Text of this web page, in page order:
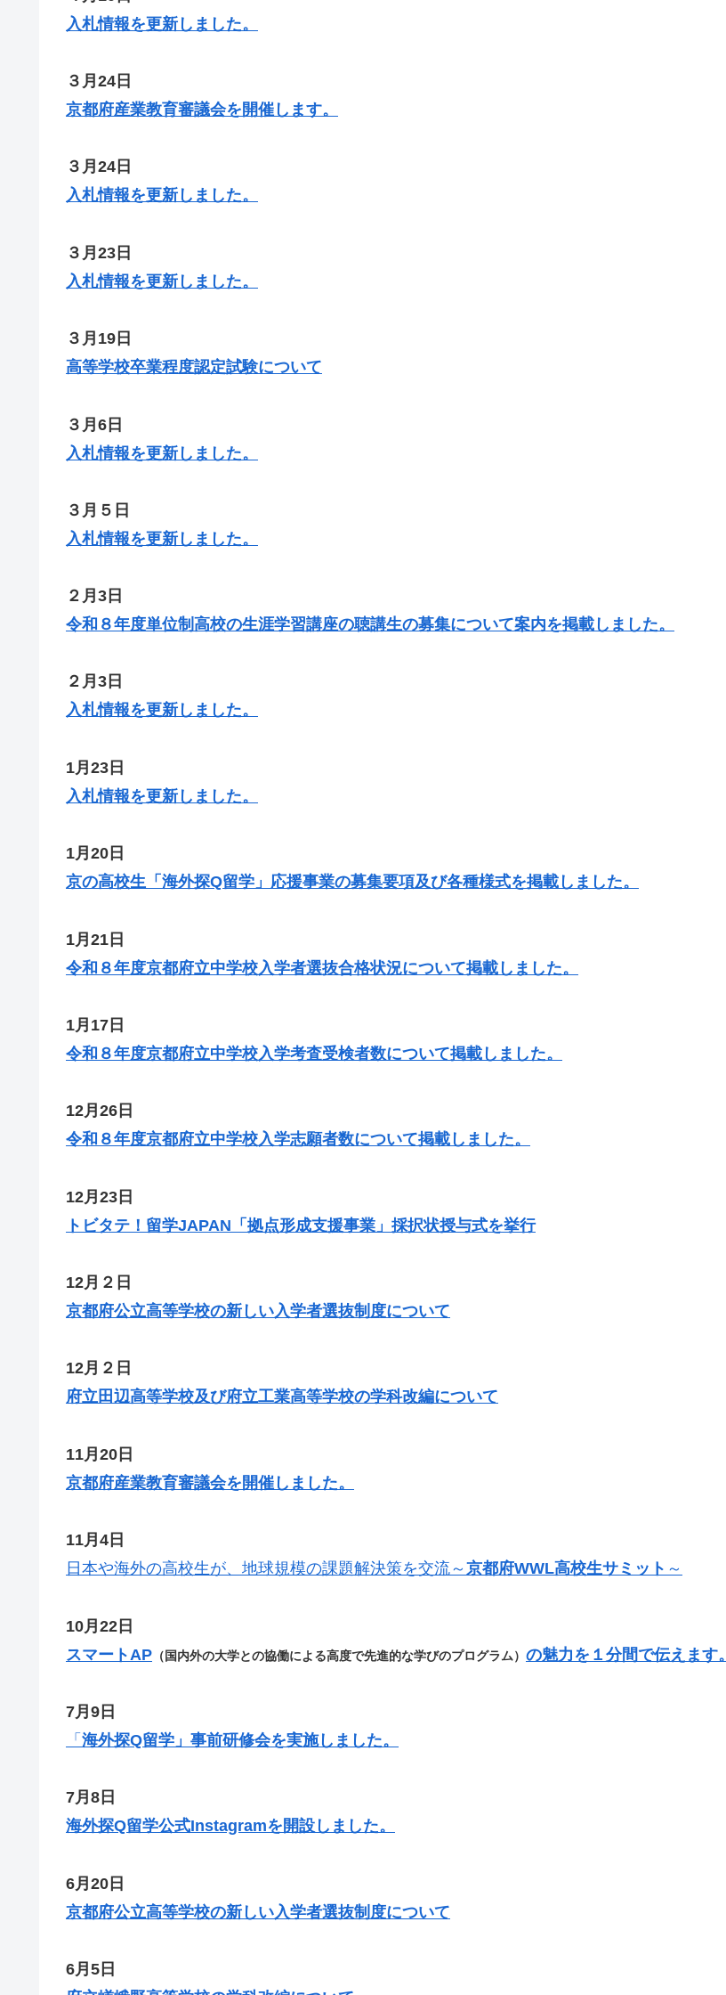
入札情報を更新しました。
３月24日
京都府産業教育審議会を開催します。
３月24日
入札情報を更新しました。
３月23日
入札情報を更新しました。
３月19日
高等学校卒業程度認定試験について
３月6日
入札情報を更新しま した。
３月５日
入札情報を更新しま した。
２月3日
令和８年度単位制高校の生涯学習講座の聴講生の募集について案内を掲載しました。
２月3日
入札情報を更新しました。
1月23日
入札情報を更新しました。
1月20日
京の高校生「海外探Q留学」応援事業の募集要項及び各種様式を掲載しました。
1月21日
令和８年度京都府立中学校入学者選抜合格状況について掲載しました。
1月17日
令和８年度京都府立中学校入学考査受検者数について掲載しました。
12月26日
令和８年度京都府立中学校入学志願者数について掲載しました。
12月23日
トビタテ！留学JAPAN「拠点形成支援事業」採択状授与式を挙行
12月２日
京都府公立高等学校の新しい入学者選抜制度について
12月２日
府立田辺高等学校及び府立工業高等学校の学科改編について
11月20日
京都府産業教育審議会を開催しました。
11月4日
日本や海外の高校生が、地球規模の課題解決策を交流～ 京都府WWL高校生サミット ～
10月22日
スマートAP （国内外の大学との協働による高度で先進的な学びのプログラム） の魅力を１分間で伝えます。
7月9日
「 海外探Q留学」事前研修会を実施しました。
7月8日
海外探Q留学公式Instagramを開設しました。
6月20日
京都府公立高等学校の新しい入学者選抜制度について
6月5日